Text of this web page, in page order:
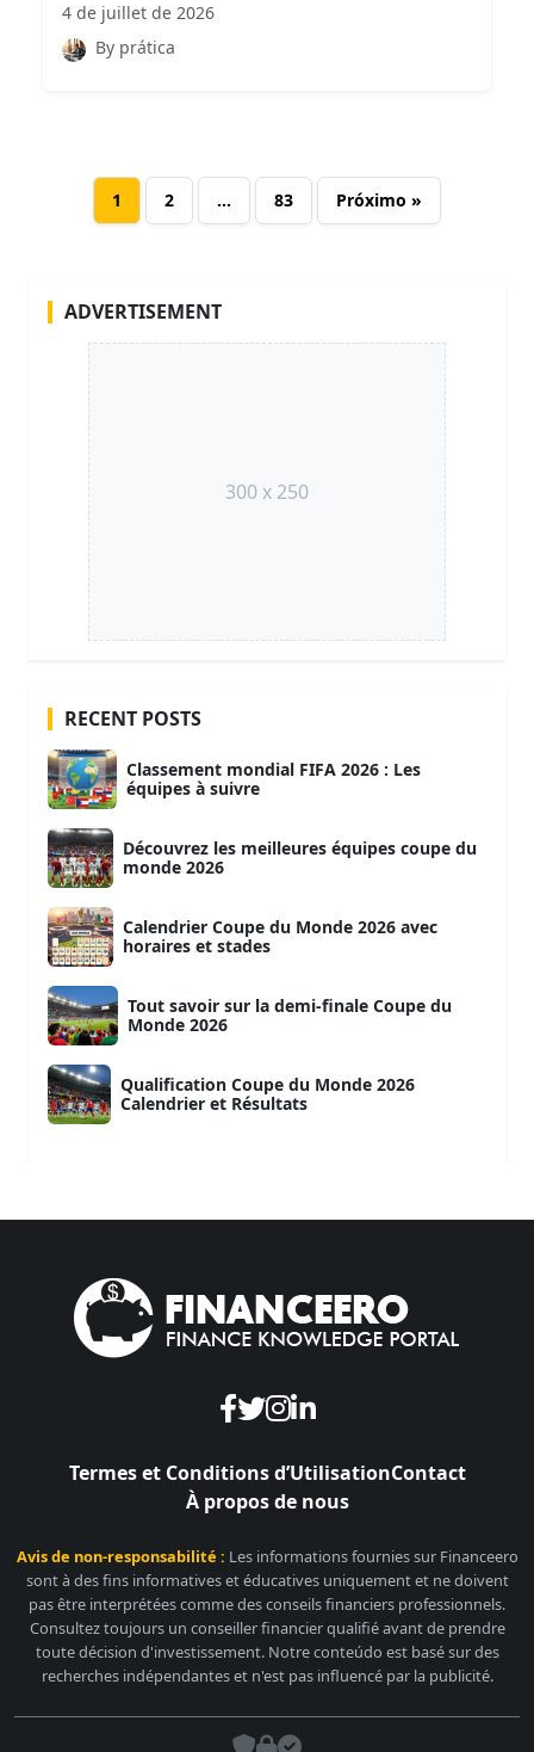
4 de juillet de 2026
By prática
1 2 … 83 Próximo »
ADVERTISEMENT
300 x 250
RECENT POSTS
Classement mondial FIFA 2026 : Les
équipes à suivre
Découvrez les meilleures équipes coupe du
monde 2026
Calendrier Coupe du Monde 2026 avec
horaires et stades
Tout savoir sur la demi-finale Coupe du
Monde 2026
Qualification Coupe du Monde 2026
Calendrier et Résultats
Termes et Conditions d’UtilisationContact
À propos de nous
Avis de non-responsabilité : Les informations fournies sur Financeero
sont à des fins informatives et éducatives uniquement et ne doivent
pas être interprétées comme des conseils financiers professionnels.
Consultez toujours un conseiller financier qualifié avant de prendre
toute décision d'investissement. Notre conteúdo est basé sur des
recherches indépendantes et n'est pas influencé par la publicité.